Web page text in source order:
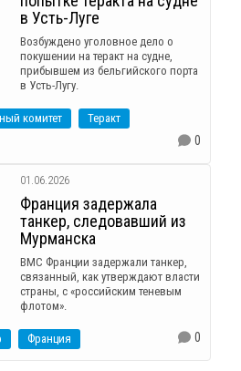
в Усть-Луге
Возбуждено уголовное дело о
покушении на теракт на судне,
прибывшем из бельгийского порта
в Усть-Лугу.
комитет
Теракт
0
01.06.2026
Франция задержала
танкер, следовавший из
Мурманска
ВМС Франции задержали танкер,
связанный, как утверждают власти
страны, с «российским теневым
флотом».
Франция 0